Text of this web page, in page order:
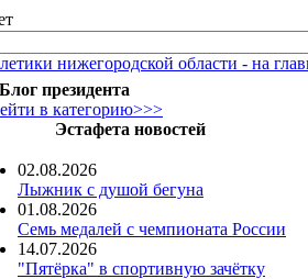
Блог президента
в категорию>>>
Эстафета новостей
02.08.2026
Лыжник с душой бегуна
01.08.2026
Семь медалей с чемпионата России
14.07.2026
"Пятёрка" в спортивную зачётку